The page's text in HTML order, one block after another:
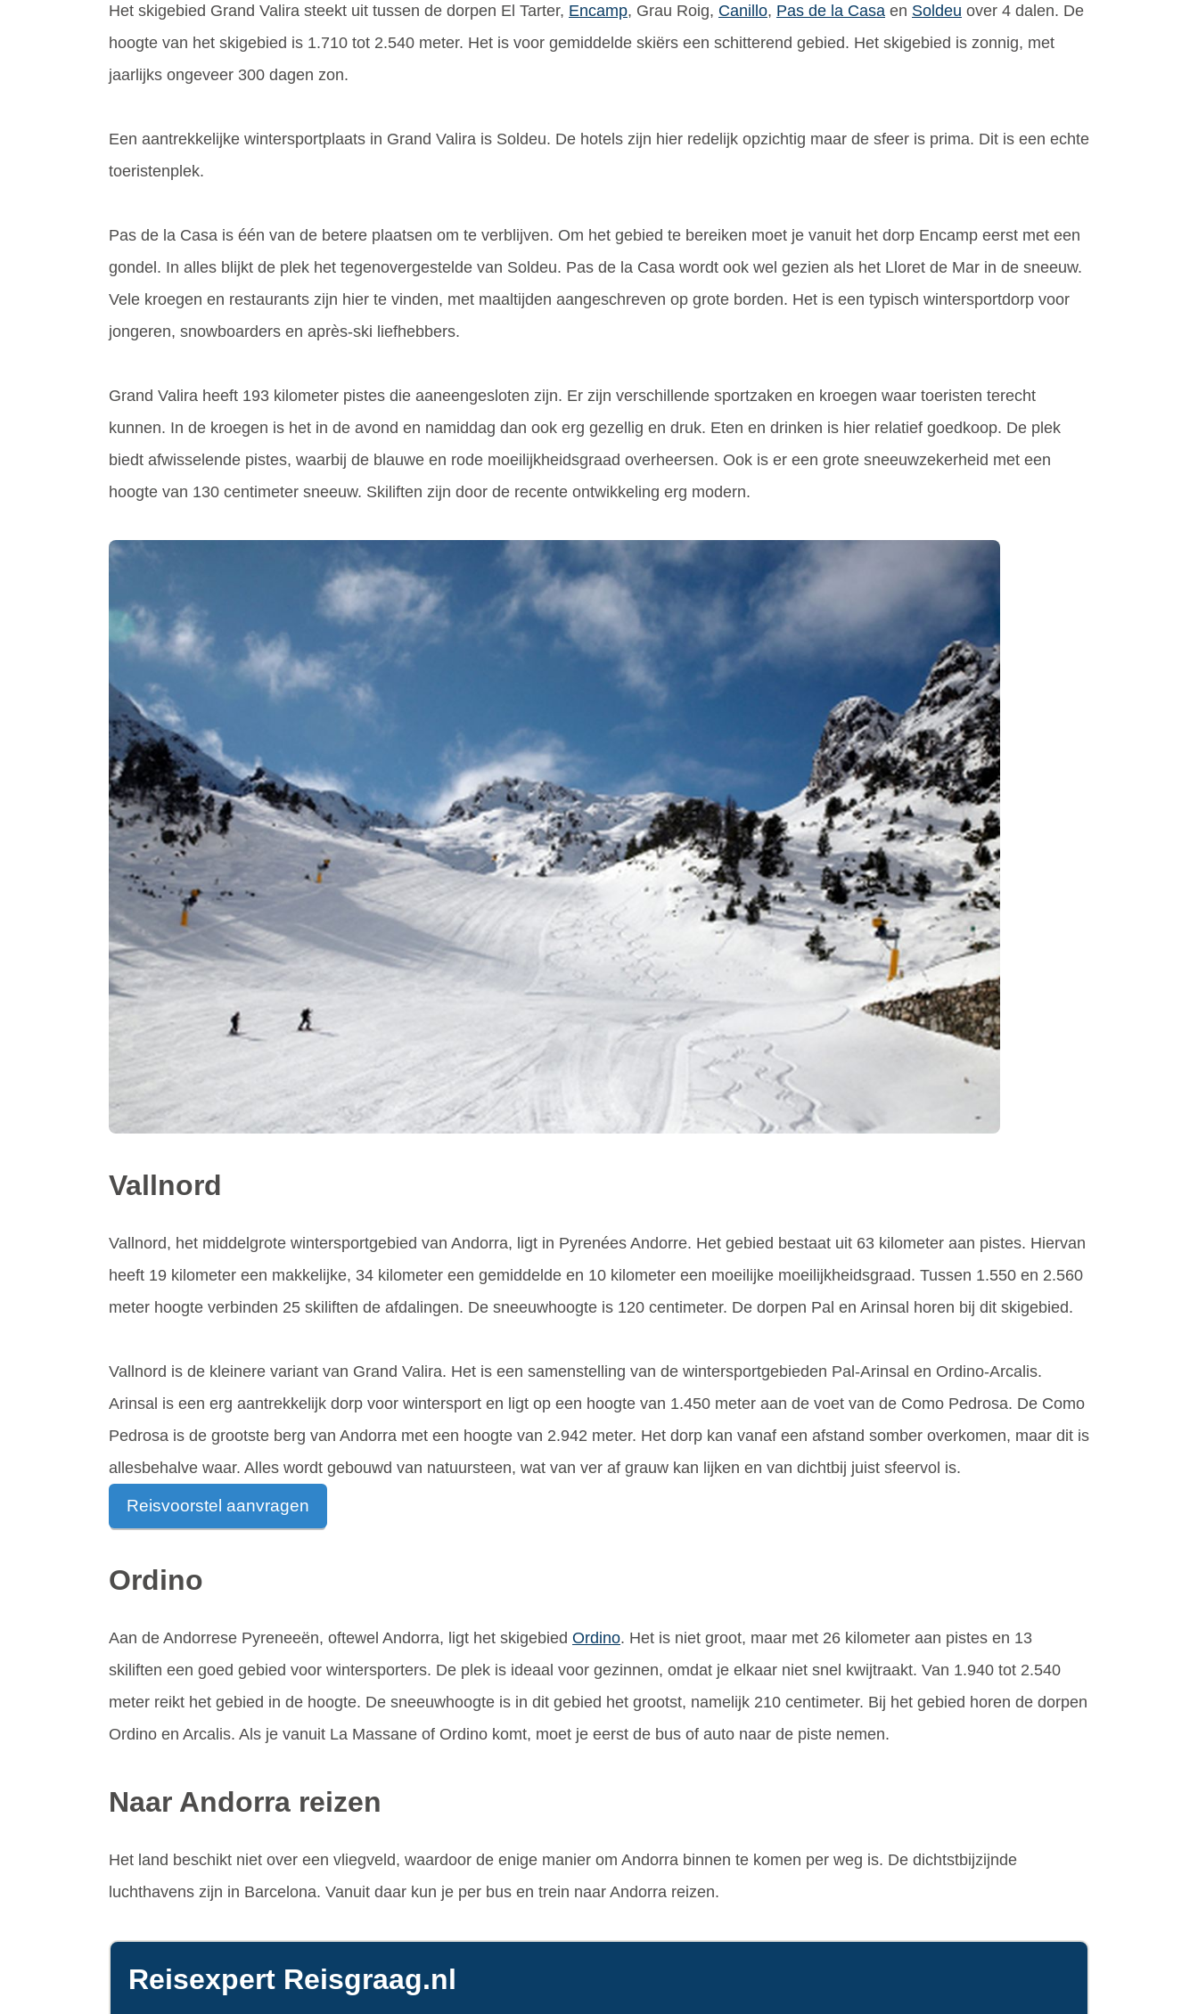
Het skigebied Grand Valira steekt uit tussen de dorpen El Tarter, Encamp, Grau Roig, Canillo, Pas de la Casa en Soldeu over 4 dalen. De
hoogte van het skigebied is 1.710 tot 2.540 meter. Het is voor gemiddelde skiërs een schitterend gebied. Het skigebied is zonnig, met
jaarlijks ongeveer 300 dagen zon.
Een aantrekkelijke wintersportplaats in Grand Valira is Soldeu. De hotels zijn hier redelijk opzichtig maar de sfeer is prima. Dit is een echte
toeristenplek.
Pas de la Casa is één van de betere plaatsen om te verblijven. Om het gebied te bereiken moet je vanuit het dorp Encamp eerst met een
gondel. In alles blijkt de plek het tegenovergestelde van Soldeu. Pas de la Casa wordt ook wel gezien als het Lloret de Mar in de sneeuw.
Vele kroegen en restaurants zijn hier te vinden, met maaltijden aangeschreven op grote borden. Het is een typisch wintersportdorp voor
jongeren, snowboarders en après-ski liefhebbers.
Grand Valira heeft 193 kilometer pistes die aaneengesloten zijn. Er zijn verschillende sportzaken en kroegen waar toeristen terecht
kunnen. In de kroegen is het in de avond en namiddag dan ook erg gezellig en druk. Eten en drinken is hier relatief goedkoop. De plek
biedt afwisselende pistes, waarbij de blauwe en rode moeilijkheidsgraad overheersen. Ook is er een grote sneeuwzekerheid met een
hoogte van 130 centimeter sneeuw. Skiliften zijn door de recente ontwikkeling erg modern.
Vallnord
Vallnord, het middelgrote wintersportgebied van Andorra, ligt in Pyrenées Andorre. Het gebied bestaat uit 63 kilometer aan pistes. Hiervan
heeft 19 kilometer een makkelijke, 34 kilometer een gemiddelde en 10 kilometer een moeilijke moeilijkheidsgraad. Tussen 1.550 en 2.560
meter hoogte verbinden 25 skiliften de afdalingen. De sneeuwhoogte is 120 centimeter. De dorpen Pal en Arinsal horen bij dit skigebied.
Vallnord is de kleinere variant van Grand Valira. Het is een samenstelling van de wintersportgebieden Pal-Arinsal en Ordino-Arcalis.
Arinsal is een erg aantrekkelijk dorp voor wintersport en ligt op een hoogte van 1.450 meter aan de voet van de Como Pedrosa. De Como
Pedrosa is de grootste berg van Andorra met een hoogte van 2.942 meter. Het dorp kan vanaf een afstand somber overkomen, maar dit is
allesbehalve waar. Alles wordt gebouwd van natuursteen, wat van ver af grauw kan lijken en van dichtbij juist sfeervol is.
Reisvoorstel aanvragen
Ordino
Aan de Andorrese Pyreneeën, oftewel Andorra, ligt het skigebied Ordino. Het is niet groot, maar met 26 kilometer aan pistes en 13
skiliften een goed gebied voor wintersporters. De plek is ideaal voor gezinnen, omdat je elkaar niet snel kwijtraakt. Van 1.940 tot 2.540
meter reikt het gebied in de hoogte. De sneeuwhoogte is in dit gebied het grootst, namelijk 210 centimeter. Bij het gebied horen de dorpen
Ordino en Arcalis. Als je vanuit La Massane of Ordino komt, moet je eerst de bus of auto naar de piste nemen.
Naar Andorra reizen
Het land beschikt niet over een vliegveld, waardoor de enige manier om Andorra binnen te komen per weg is. De dichtstbijzijnde
luchthavens zijn in Barcelona. Vanuit daar kun je per bus en trein naar Andorra reizen.
Reisexpert Reisgraag.nl